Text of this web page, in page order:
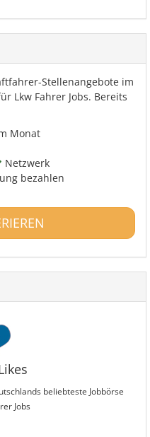
Stellenangebote im
Lkw Fahrer Jobs. Bereits
Monat
Netzwerk
bezahlen
beliebteste Jobbörse
Jobs